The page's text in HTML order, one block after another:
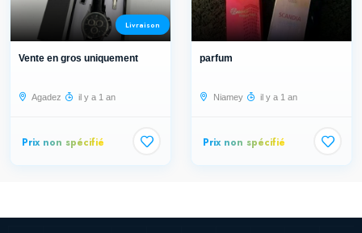
Livraison
Vente en gros uniquement
Agadez il y a 1 an
Prix non spécifié
parfum
Niamey il y a 1 an
Prix non spécifié